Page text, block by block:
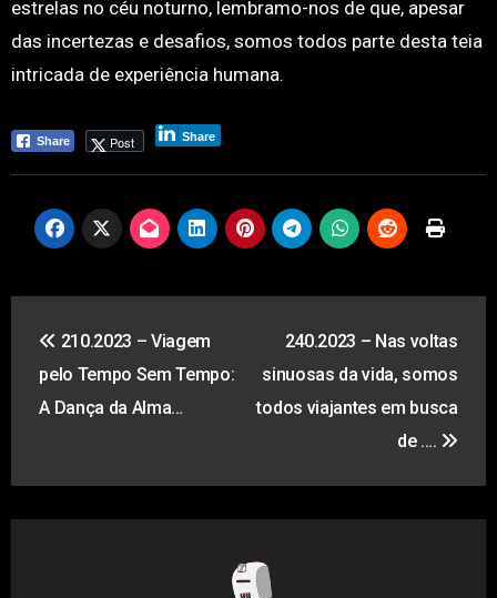
estrelas no céu noturno, lembramo-nos de que, apesar
das incertezas e desafios, somos todos parte desta teia
intricada de experiência humana.
Share Post Share
de
artigos
210.2023 – Viagem
pelo Tempo Sem Tempo:
A Dança da Alma…
240.2023 – Nas voltas
sinuosas da vida, somos
todos viajantes em busca
de ….